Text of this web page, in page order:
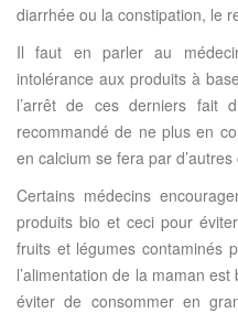
diarrhée ou la constipation, le
Il faut en parler au
intolérance aux produits à
l’arrêt de ces derniers fait
recommandé de ne plus en
en calcium se fera par
Certains médecins
produits bio et ceci pour
fruits et légumes contaminés
l’alimentation de la maman
éviter de consommer en